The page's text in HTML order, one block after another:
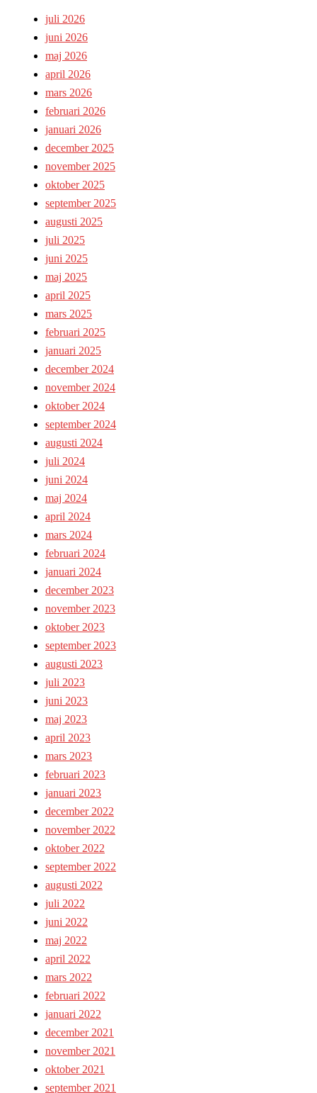
juli 2026
juni 2026
maj 2026
april 2026
mars 2026
februari 2026
januari 2026
december 2025
november 2025
oktober 2025
september 2025
augusti 2025
juli 2025
juni 2025
maj 2025
april 2025
mars 2025
februari 2025
januari 2025
december 2024
november 2024
oktober 2024
september 2024
augusti 2024
juli 2024
juni 2024
maj 2024
april 2024
mars 2024
februari 2024
januari 2024
december 2023
november 2023
oktober 2023
september 2023
augusti 2023
juli 2023
juni 2023
maj 2023
april 2023
mars 2023
februari 2023
januari 2023
december 2022
november 2022
oktober 2022
september 2022
augusti 2022
juli 2022
juni 2022
maj 2022
april 2022
mars 2022
februari 2022
januari 2022
december 2021
november 2021
oktober 2021
september 2021